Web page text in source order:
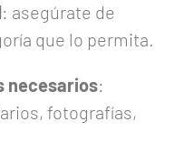
: asegúrate de
que lo permita.
necesarios:
fotografías,